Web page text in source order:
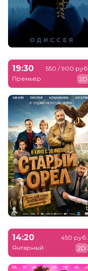
19:30
Премьер
550 / 900 руб.
2D
14:20
Янтарный
450 руб.
2D